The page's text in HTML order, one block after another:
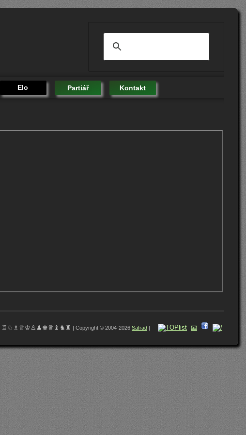
Elo Partiář Kontakt
♖♘♗♕♔♙♟♚♛♝♞♜ | Copyright © 2004-2026 Safrad | 📧